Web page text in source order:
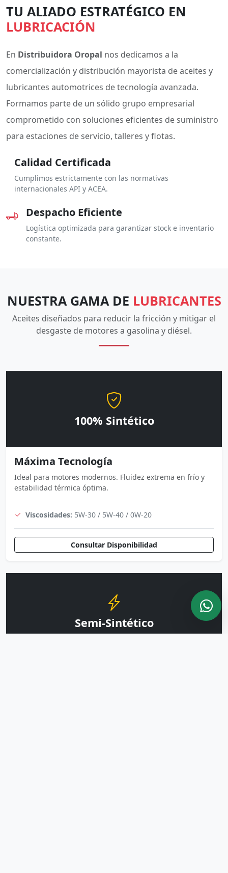
TU ALIADO ESTRATÉGICO EN
LUBRICACIÓN
En Distribuidora Oropal nos dedicamos a la
comercialización y distribución mayorista de aceites y
lubricantes automotrices de tecnología avanzada.
Formamos parte de un sólido grupo empresarial
comprometido con soluciones eficientes de suministro
para estaciones de servicio, talleres y flotas.
Calidad Certificada
Cumplimos estrictamente con las normativas
internacionales API y ACEA.
Despacho Eficiente
Logística optimizada para garantizar stock e inventario
constante.
NUESTRA GAMA DE LUBRICANTES
Aceites diseñados para reducir la fricción y mitigar el
desgaste de motores a gasolina y diésel.
100% Sintético
Máxima Tecnología
Ideal para motores modernos. Fluidez extrema en frío y
estabilidad térmica óptima.
Viscosidades: 5W-30 / 5W-40 / 0W-20
Consultar Disponibilidad
Semi-Sintético